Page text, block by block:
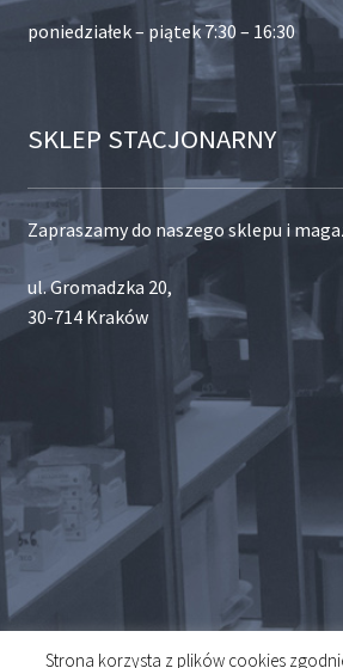
poniedziałek – piątek 7:30 – 16:30
SKLEP STACJONARNY
Zapraszamy do naszego sklepu i
ul. Gromadzka 20,
30-714 Kraków
Strona korzysta z plików cookies